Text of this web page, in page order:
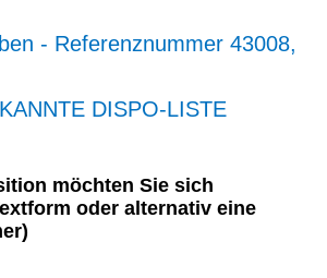
- Referenznummer 43008,
DISPO-LISTE
möchten Sie sich
oder alternativ eine